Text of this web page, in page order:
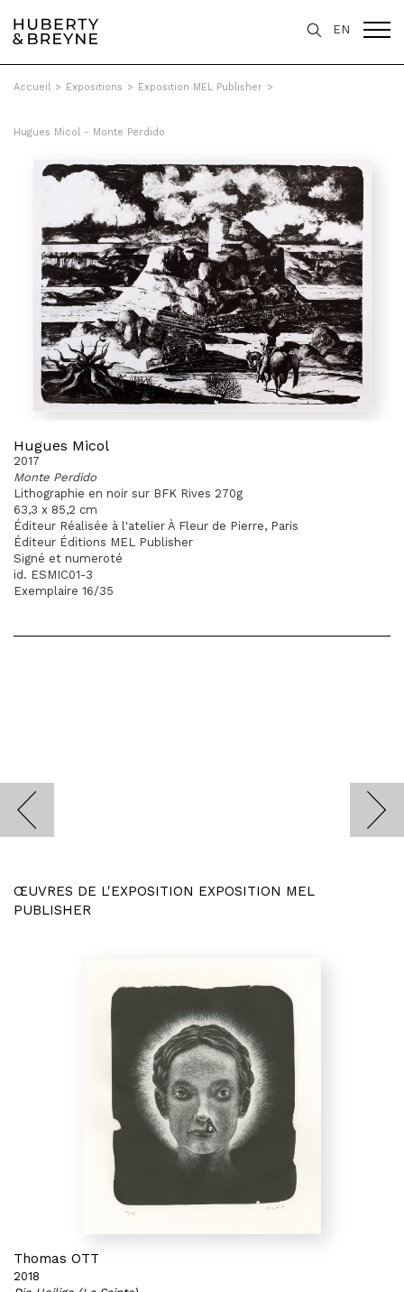
EN
Accueil > Expositions > Exposition MEL Publisher >
Hugues Micol - Monte Perdido
Hugues Micol
2017
Monte Perdido
Lithographie en noir sur BFK Rives 270g
63,3 x 85,2 cm
Éditeur Réalisée à l'atelier À Fleur de Pierre, Paris
Éditeur Éditions MEL Publisher
Signé et numeroté
id. ESMIC01-3
Exemplaire 16/35
ŒUVRES DE L'EXPOSITION EXPOSITION MEL
PUBLISHER
Thomas OTT
2018